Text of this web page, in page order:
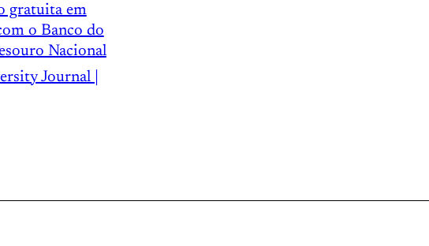
gratuita em
o Banco do
Nacional
Journal |